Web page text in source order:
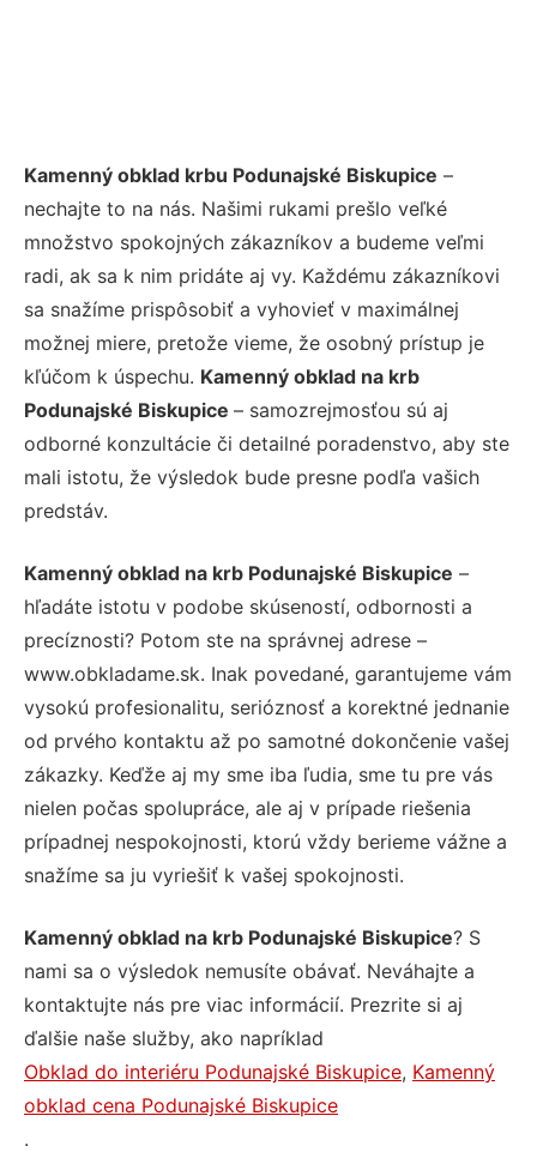
Kamenný obklad krbu Podunajské Biskupice –
nechajte to na nás. Našimi rukami prešlo veľké
množstvo spokojných zákazníkov a budeme veľmi
radi, ak sa k nim pridáte aj vy. Každému zákazníkovi
sa snažíme prispôsobiť a vyhovieť v maximálnej
možnej miere, pretože vieme, že osobný prístup je
kľúčom k úspechu. Kamenný obklad na krb
Podunajské Biskupice – samozrejmosťou sú aj
odborné konzultácie či detailné poradenstvo, aby ste
mali istotu, že výsledok bude presne podľa vašich
predstáv.
Kamenný obklad na krb Podunajské Biskupice –
hľadáte istotu v podobe skúseností, odbornosti a
precíznosti? Potom ste na správnej adrese –
www.obkladame.sk. Inak povedané, garantujeme vám
vysokú profesionalitu, serióznosť a korektné jednanie
od prvého kontaktu až po samotné dokončenie vašej
zákazky. Keďže aj my sme iba ľudia, sme tu pre vás
nielen počas spolupráce, ale aj v prípade riešenia
prípadnej nespokojnosti, ktorú vždy berieme vážne a
snažíme sa ju vyriešiť k vašej spokojnosti.
Kamenný obklad na krb Podunajské Biskupice? S
nami sa o výsledok nemusíte obávať. Neváhajte a
kontaktujte nás pre viac informácií. Prezrite si aj
ďalšie naše služby, ako napríklad
Obklad do interiéru Podunajské Biskupice, Kamenný
obklad cena Podunajské Biskupice
.